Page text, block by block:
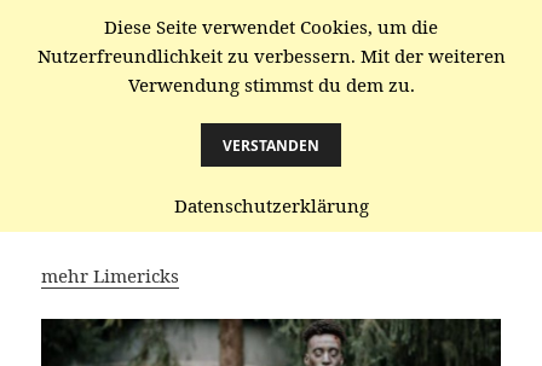
gaenze.de
Furchbarkeit statt
Fruchbarkeit
mehr Limericks
Diese Seite verwendet Cookies, um die
Nutzerfreundlichkeit zu verbessern. Mit der weiteren
Verwendung stimmst du dem zu.
VERSTANDEN
Datenschutzerklärung